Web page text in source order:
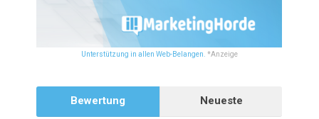
Unterstützung in allen Web-Belangen. *Anzeige
Bewertung
Neueste